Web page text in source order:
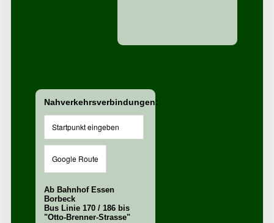
Nahverkehrsverbindungen:
Ab Bahnhof Essen
Borbeck
Bus Linie 170 / 186 bis
"Otto-Brenner-Strasse"